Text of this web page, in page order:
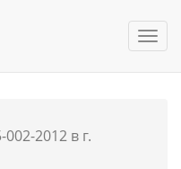
2012 в г.